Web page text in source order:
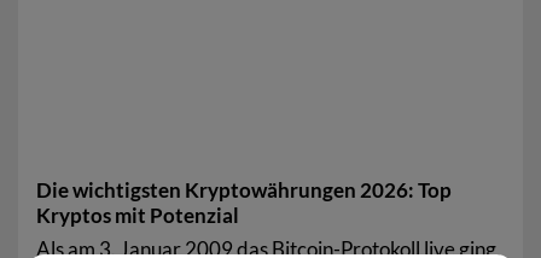
Die wichtigsten Kryptowährungen 2026: Top
Kryptos mit Potenzial
Als am 3. Januar 2009 das Bitcoin-Protokoll live ging,